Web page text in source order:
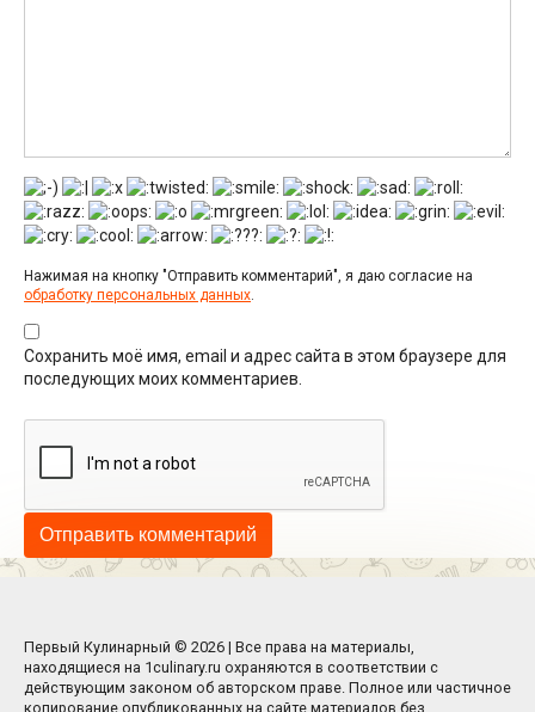
Нажимая на кнопку "Отправить комментарий", я даю согласие на
обработку персональных данных.
Сохранить моё имя, email и адрес сайта в этом браузере для
последующих моих комментариев.
Первый Кулинарный © 2026 | Все права на материалы,
находящиеся на 1culinary.ru охраняются в соответствии с
действующим законом об авторском праве. Полное или частичное
копирование опубликованных на сайте материалов без